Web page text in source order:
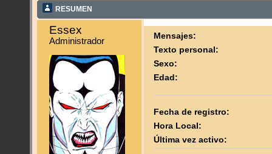
RESUMEN
Essex
Administrador
Mensajes:
Texto personal:
Sexo:
Edad:
Fecha de registro:
Hora Local:
Última vez activo: